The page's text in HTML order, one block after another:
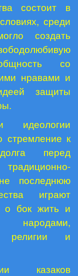
состоит в
среди
создать
со
нравами и
защиты
стремление к
перед
последнюю
играют
о бок жить и
народами,
религии и
казаков